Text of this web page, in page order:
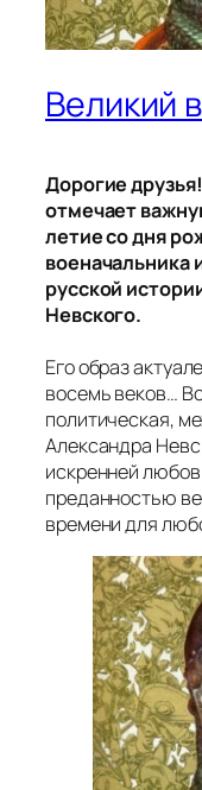
Великий
Дорогие
отмечает
летие со дня
военачальника
русской
Невского.
Его образ
восемь веков…
политическая,
Александра
искренней
преданностью
времени для